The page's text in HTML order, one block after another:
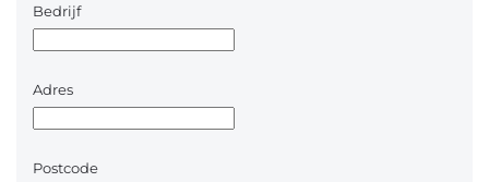
Bedrijf
Adres
Postcode